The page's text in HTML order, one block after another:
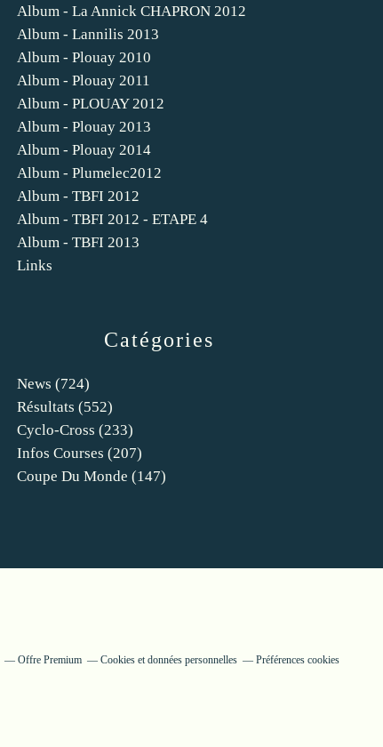
Catégories
News (724)
Résultats (552)
Cyclo-Cross (233)
Infos Courses (207)
Coupe Du Monde (147)
Album - La Annick CHAPRON 2012
Album - Lannilis 2013
Album - Plouay 2010
Album - Plouay 2011
Album - PLOUAY 2012
Album - Plouay 2013
Album - Plouay 2014
Album - Plumelec2012
Album - TBFI 2012
Album - TBFI 2012 - ETAPE 4
Album - TBFI 2013
Links
Offre Premium Cookies et données personnelles Préférences cookies